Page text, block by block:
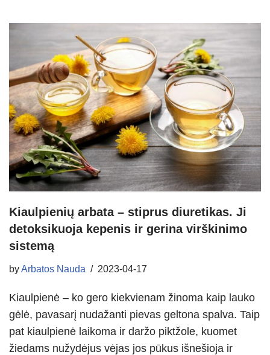
Kiaulpienių arbata – stiprus diuretikas. Ji
detoksikuoja kepenis ir gerina virškinimo
sistemą
byArbatos Nauda 2023-04-17
Kiaulpienė – ko gero kiekvienam žinoma kaip lauko
gėlė, pavasarį nudažanti pievas geltona spalva. Taip
pat kiaulpienė laikoma ir daržo piktžole, kuomet
žiedams nužydėjus vėjas jos pūkus išnešioja ir